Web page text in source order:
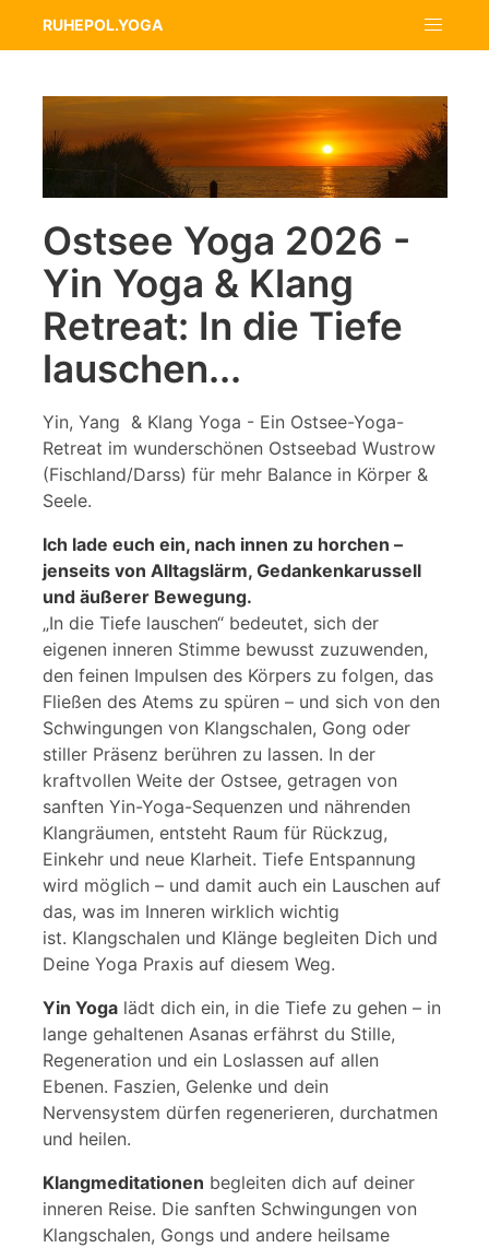
RUHEPOL.YOGA
Ostsee Yoga 2026 -
Yin Yoga & Klang
Retreat: In die Tiefe
lauschen...
Yin, Yang & Klang Yoga - Ein Ostsee-Yoga-
Retreat im wunderschönen Ostseebad Wustrow
(Fischland/Darss) für mehr Balance in Körper &
Seele.
Ich lade euch ein, nach innen zu horchen –
jenseits von Alltagslärm, Gedankenkarussell
und äußerer Bewegung.
„In die Tiefe lauschen“ bedeutet, sich der
eigenen inneren Stimme bewusst zuzuwenden,
den feinen Impulsen des Körpers zu folgen, das
Fließen des Atems zu spüren – und sich von den
Schwingungen von Klangschalen, Gong oder
stiller Präsenz berühren zu lassen. In der
kraftvollen Weite der Ostsee, getragen von
sanften Yin-Yoga-Sequenzen und nährenden
Klangräumen, entsteht Raum für Rückzug,
Einkehr und neue Klarheit. Tiefe Entspannung
wird möglich – und damit auch ein Lauschen auf
das, was im Inneren wirklich wichtig
ist. Klangschalen und Klänge begleiten Dich und
Deine Yoga Praxis auf diesem Weg.
Yin Yogalädt dich ein, in die Tiefe zu gehen – in
lange gehaltenen Asanas erfährst du Stille,
Regeneration und ein Loslassen auf allen
Ebenen. Faszien, Gelenke und dein
Nervensystem dürfen regenerieren, durchatmen
und heilen.
Klangmeditationen begleiten dich auf deiner
inneren Reise. Die sanften Schwingungen von
Klangschalen, Gongs und andere heilsame